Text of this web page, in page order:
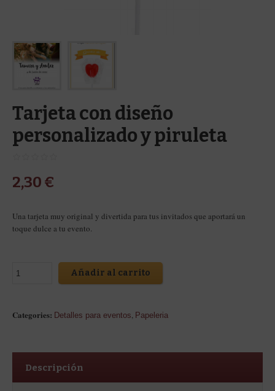
Tarjeta con diseño
personalizado y piruleta
2,30 €
Una tarjeta muy original y divertida para tus invitados que aportará un
toque dulce a tu evento.
Añadir al carrito
Categories: Detalles para eventos, Papeleria
Descripción